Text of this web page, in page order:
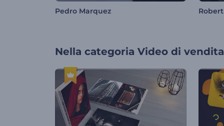
Pedro Marquez
Nella categoria Video di vendita